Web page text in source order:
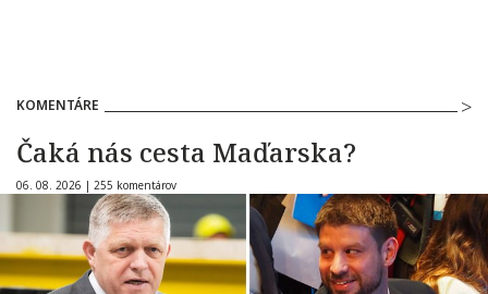
KOMENTÁRE
Čaká nás cesta Maďarska?
06. 08. 2026 | 255 komentárov